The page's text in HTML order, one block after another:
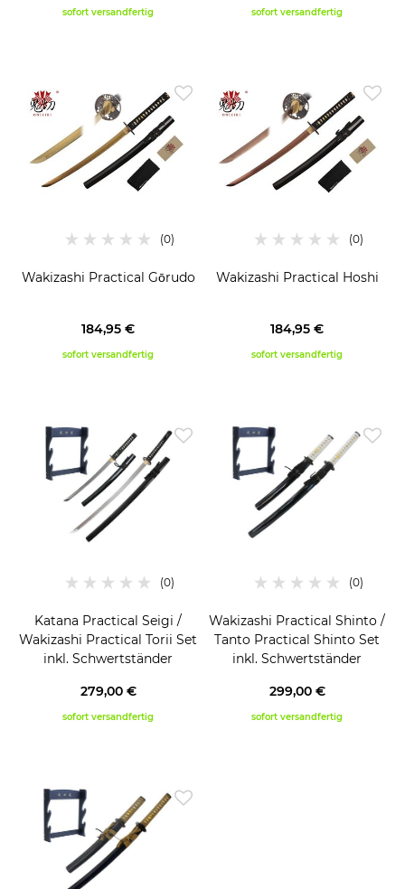
sofort versandfertig sofort versandfertig
Wakizashi Practical Gōrudo
184,95 €
sofort versandfertig
Wakizashi Practical Hoshi
184,95 €
sofort versandfertig
Katana Practical Seigi /
Wakizashi Practical Torii Set
inkl. Schwertständer
279,00 €
sofort versandfertig
Wakizashi Practical Shinto /
Tanto Practical Shinto Set
inkl. Schwertständer
299,00 €
sofort versandfertig